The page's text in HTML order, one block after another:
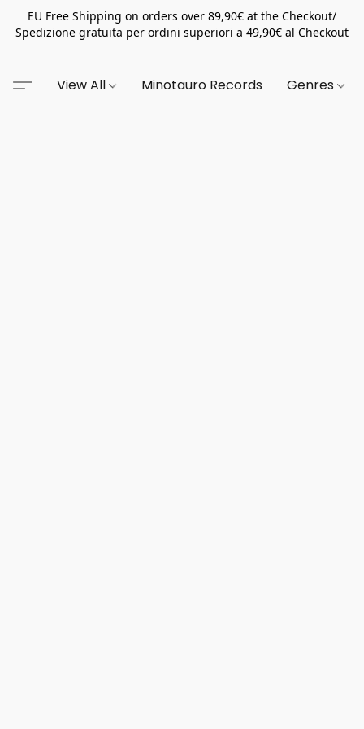
EU Free Shipping on orders over 89,90€ at the Checkout/
Spedizione gratuita per ordini superiori a 49,90€ al Checkout
View All Minotauro Records Genres